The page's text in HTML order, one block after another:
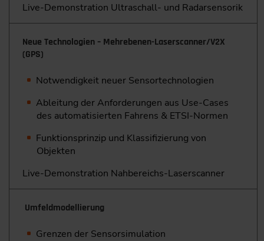
Live-Demonstration Ultraschall- und Radarsensorik
Neue Technologien – Mehrebenen-Laserscanner/V2X
(GPS)
Notwendigkeit neuer Sensortechnologien
Ableitung der Anforderungen aus Use-Cases
des automatisierten Fahrens & ETSI-Normen
Funktionsprinzip und Klassifizierung von
Objekten
Live-Demonstration Nahbereichs-Laserscanner
Umfeldmodellierung
Grenzen der Sensorsimulation